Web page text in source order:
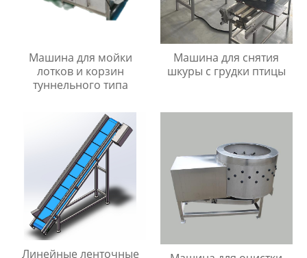
Машина для мойки
лотков и корзин
туннельного типа
Машина для снятия
шкуры с грудки птицы
Линейные ленточные